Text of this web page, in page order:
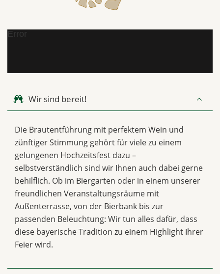
Error
Wir sind bereit!
Die Brautentführung mit perfektem Wein und
zünftiger Stimmung gehört für viele zu einem
gelungenen Hochzeitsfest dazu –
selbstverständlich sind wir Ihnen auch dabei gerne
behilflich. Ob im Biergarten oder in einem unserer
freundlichen Veranstaltungsräume mit
Außenterrasse, von der Bierbank bis zur
passenden Beleuchtung: Wir tun alles dafür, dass
diese bayerische Tradition zu einem Highlight Ihrer
Feier wird.